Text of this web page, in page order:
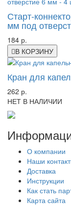
Старт-
мм под
184 р.
В КОРЗИНУ
Кран для
262 р.
НЕТ В НАЛИЧИИ
О компании
Наши
Доставка
Инструкции
Как стать
Карта сайта